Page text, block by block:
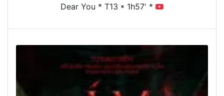
Dear You * T13 * 1h57' *